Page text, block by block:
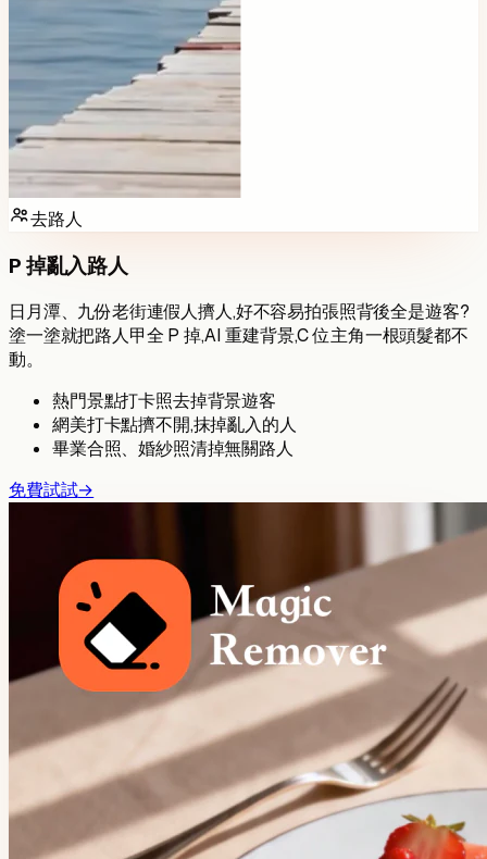
去路人
P 掉亂入路人
日月潭、九份老街連假人擠人,好不容易拍張照背後全是遊客?
塗一塗就把路人甲全 P 掉,AI 重建背景,C 位主角一根頭髮都不
動。
熱門景點打卡照去掉背景遊客
網美打卡點擠不開,抹掉亂入的人
畢業合照、婚紗照清掉無關路人
免費試試→